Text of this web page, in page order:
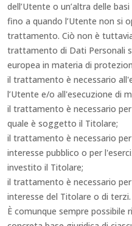
dell’Utente o un’altra delle
fino a quando l’Utente non si
trattamento. Ciò non è
trattamento di Dati Personali
europea in materia di
il trattamento è necessario
l’Utente e/o all'esecuzione di
il trattamento è necessario
quale è soggetto il Titolare;
il trattamento è necessario
interesse pubblico o per
investito il Titolare;
il trattamento è necessario
interesse del Titolare o di terzi.
È comunque sempre possibile